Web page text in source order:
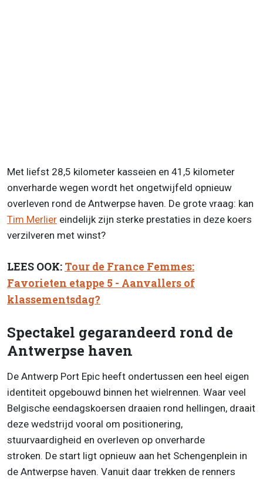
Met liefst 28,5 kilometer kasseien en 41,5 kilometer
onverharde wegen wordt het ongetwijfeld opnieuw
overleven rond de Antwerpse haven. De grote vraag: kan
Tim Merlier eindelijk zijn sterke prestaties in deze koers
verzilveren met winst?
LEES OOK: Tour de France Femmes:
Favorieten etappe 5 - Aanvallers of
klassementsdag?
Spectakel gegarandeerd rond de
Antwerpse haven
De Antwerp Port Epic heeft ondertussen een heel eigen
identiteit opgebouwd binnen het wielrennen. Waar veel
Belgische eendagskoersen draaien rond hellingen, draait
deze wedstrijd vooral om positionering,
stuurvaardigheid en overleven op onverharde
stroken. De start ligt opnieuw aan het Schengenplein in
de Antwerpse haven. Vanuit daar trekken de renners